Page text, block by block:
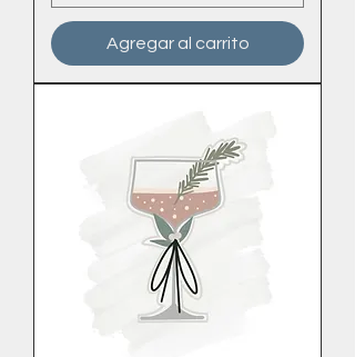
Agregar al carrito